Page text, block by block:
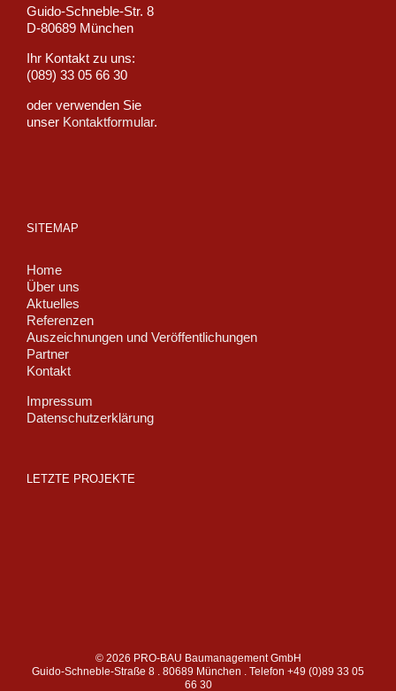
Guido-Schneble-Str. 8
D-80689 München
Ihr Kontakt zu uns:
(089) 33 05 66 30
oder verwenden Sie
unser Kontaktformular.
SITEMAP
Home
Über uns
Aktuelles
Referenzen
Auszeichnungen und Veröffentlichungen
Partner
Kontakt
Impressum
Datenschutzerklärung
LETZTE PROJEKTE
© 2026 PRO-BAU Baumanagement GmbH
Guido-Schneble-Straße 8 . 80689 München . Telefon +49 (0)89 33 05
66 30